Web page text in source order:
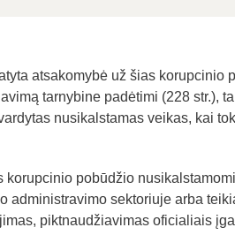
atsakomybė už šias korupcinio
tarnybine padėtimi (228 str.),
nusikalstamas veikas, kai
pobūdžio
sektoriuje arba
piktnaudžiavimas oficialiais